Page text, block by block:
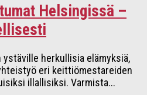
Helsingissä –
ystäville herkullisia elämyksiä,
eri keittiömestareiden
illallisiksi. Varmista...